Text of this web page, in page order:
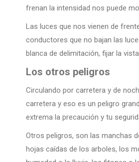
frenan la intensidad nos puede
Las luces que nos vienen de
conductores que no bajan las
blanca de delimitación, fijar la
Los otros peligros
Circulando por carretera y de
carretera y eso es un peligro
extrema la precaución y tu
Otros peligros, son las manchas
hojas caídas de los arboles, los